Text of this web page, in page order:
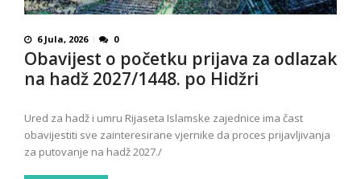
6 Jula, 2026 0
Obavijest o početku prijava za odlazak
na hadž 2027/1448. po Hidžri
Ured za hadž i umru Rijaseta Islamske zajednice ima čast
obavijestiti sve zainteresirane vjernike da proces prijavljivanja
za putovanje na hadž 2027./